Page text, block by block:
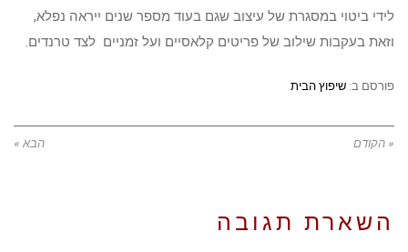
לידי ביטוי במסגרת של עיצוב שגם בעוד מספר שנים ייראה נפלא,
וזאת בעקבות שילוב של פריטים קלאסיים ועל זמניים לצד טרנדים.
פורסם ב: שיפוץ הבית
« הקודם הבא »
השארת תגובה